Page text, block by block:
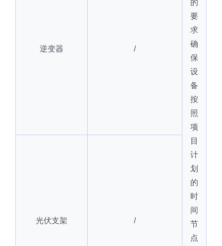
的
要
求
确
保
设
备
按
照
项
目
计
划
的
时
间
节
点
逆变器 /
光伏支架 /